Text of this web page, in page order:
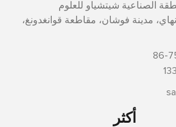
الصناعية شيتشياو للعلوم
مدينة فوشان، مقاطعة قوانغدونغ،
أكثر